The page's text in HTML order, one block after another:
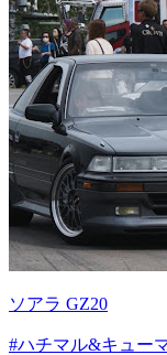
ソアラ GZ20
#ハチマル&キュー